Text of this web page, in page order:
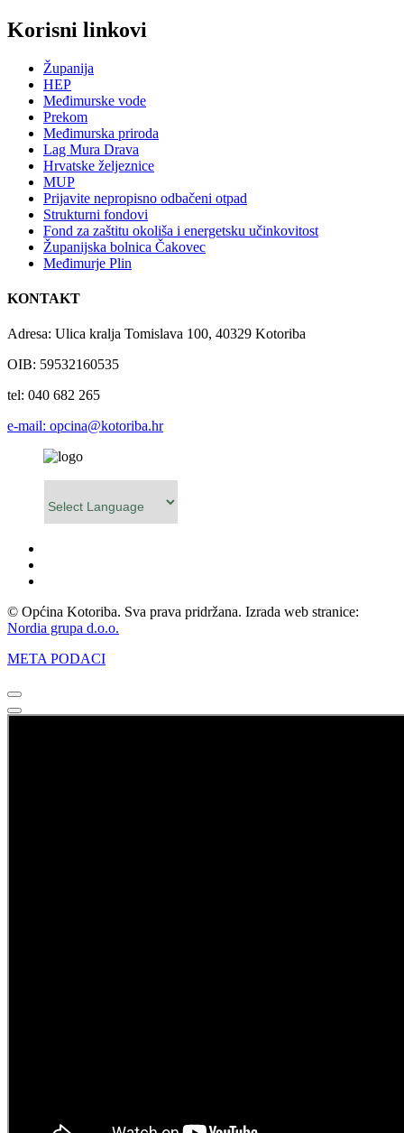
Korisni linkovi
Županija
HEP
Međimurske vode
Prekom
Međimurska priroda
Lag Mura Drava
Hrvatske željeznice
MUP
Prijavite nepropisno odbačeni otpad
Strukturni fondovi
Fond za zaštitu okoliša i energetsku učinkovitost
Županijska bolnica Čakovec
Međimurje Plin
KONTAKT
Adresa: Ulica kralja Tomislava 100, 40329 Kotoriba
OIB: 59532160535
tel: 040 682 265
e-mail: opcina@kotoriba.hr
© Općina Kotoriba. Sva prava pridržana. Izrada web stranice:
Nordia grupa d.o.o.
META PODACI